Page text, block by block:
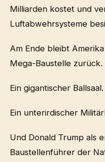
Milliarden kostet und
Luftabwehrsysteme
Am Ende bleibt
Mega-Baustelle zurück.
Ein gigantischer Ballsaal.
Ein unterirdischer
Und Donald Trump als
Baustellenführer der